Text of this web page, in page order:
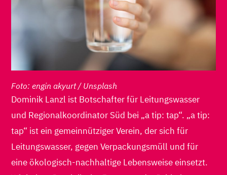
Foto: engin akyurt / Unsplash
Dominik Lanzl ist Botschafter für Leitungswasser
und Regionalkoordinator Süd bei „a tip: tap“. „a tip:
tap“ ist ein gemeinnütziger Verein, der sich für
Leitungswasser, gegen Verpackungsmüll und für
eine ökologisch-nachhaltige Lebensweise einsetzt.